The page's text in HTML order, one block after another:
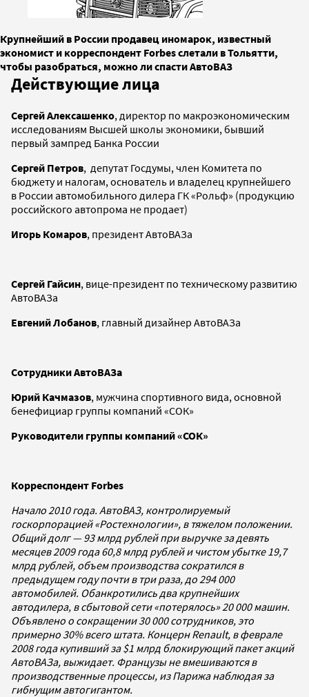
Крупнейший в России продавец иномарок, известный
экономист и корреспондент Forbes слетали в Тольятти,
чтобы разобраться, можно ли спасти АвтоВАЗ
Действующие лица
Сергей Алексашенко, директор по макроэкономическим
исследованиям Высшей школы экономики, бывший
первый зампред Банка России
Сергей Петров, депутат Госдумы, член Комитета по
бюджету и налогам, основатель и владелец крупнейшего
в России автомобильного дилера ГК «Рольф» (продукцию
российского автопрома не продает)
Игорь Комаров, президент АвтоВАЗа
Сергей Гайсин, вице-президент по техническому развитию
АвтоВАЗа
Евгений Лобанов, главный дизайнер АвтоВАЗа
Сотрудники АвтоВАЗа
Юрий Качмазов, мужчина спортивного вида, основной
бенефициар группы компаний «СОК»
Руководители группы компаний «СОК»
Корреспондент Forbes
Начало 2010 года. АвтоВАЗ, контролируемый
госкорпорацией «Ростехнологии», в тяжелом положении.
Общий долг — 93 млрд рублей при выручке за девять
месяцев 2009 года 60,8 млрд рублей и чистом убытке 19,7
млрд рублей, объем производства сократился в
предыдущем году почти в три раза, до 294 000
автомобилей. Обанкротились два крупнейших
автодилера, в сбытовой сети «потерялось» 20 000 машин.
Объявлено о сокращении 30 000 сотрудников, это
примерно 30% всего штата. Концерн Renault, в феврале
2008 года купивший за $1 млрд блокирующий пакет акций
АвтоВАЗа, выжидает. Французы не вмешиваются в
производственные процессы, из Парижа наблюдая за
гибнущим автогигантом.